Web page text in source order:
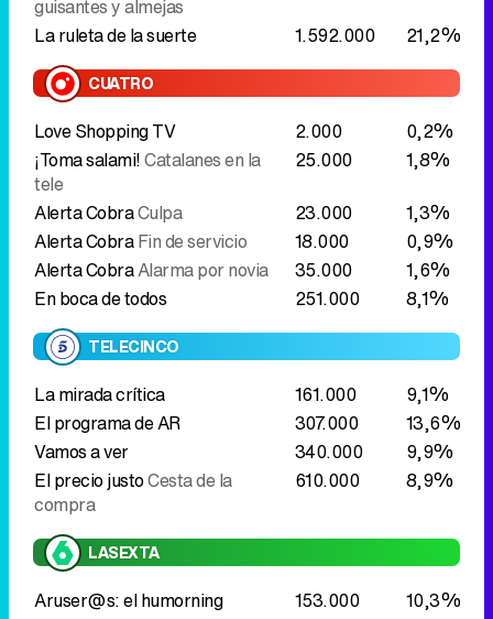
¡Toma salami!Catalanes en la
tele
Alerta Cobra
Alerta CobraFin de servicio
0,9%
Alerta Cobra
Alarma por novia 35.000
1,6%
En boca de todos
251.000 8,1%
La mirada crítica 161.000
9,1%
El programa de AR
307.000
13,6%
Vamos a ver
340.000
9,9%
El precio justoCesta de la
compra
610.000 8,9%
LASEXTA
Aruser@s: el humorning 153.000
10,3%
Aruser@s
299.000
13,8%
Al rojo vivo
Informativos
La sobremesa del lunes confirma el dominio